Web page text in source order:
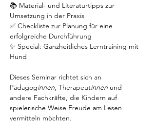
📚 Material- und Literaturtipps zur
Umsetzung in der Praxis
✅ Checkliste zur Planung für eine
erfolgreiche Durchführung
✨ Special: Ganzheitliches Lerntraining mit
Hund
Dieses Seminar richtet sich an
Pädagoginnen, Therapeutinnen und
andere Fachkräfte, die Kindern auf
spielerische Weise Freude am Lesen
vermitteln möchten.